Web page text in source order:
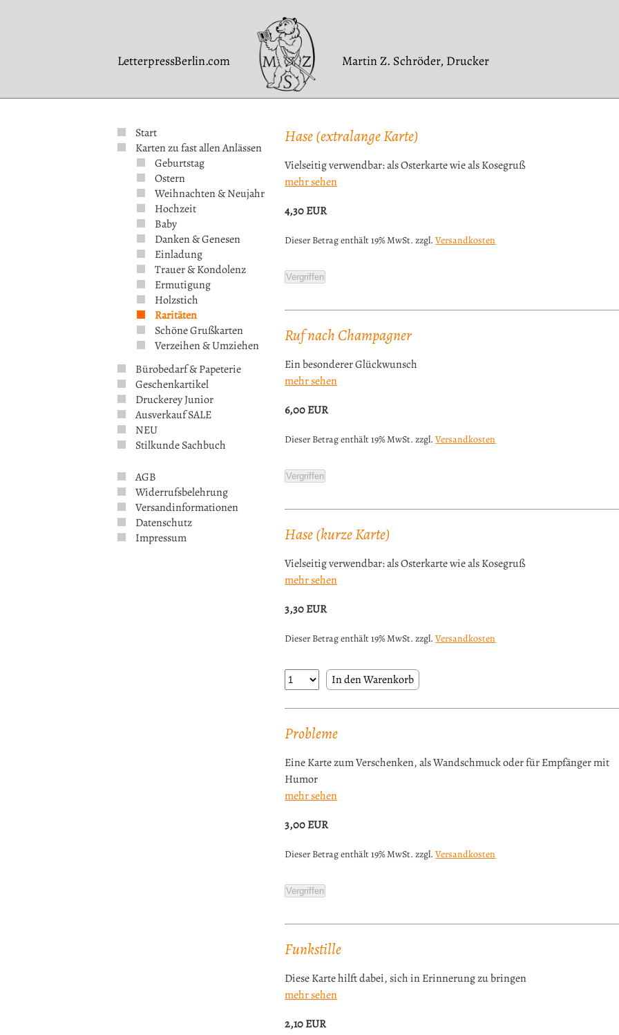
LetterpressBerlin.com Martin Z. Schröder, Drucker
Start
Karten zu fast allen Anlässen
Geburtstag
Ostern
Weihnachten & Neujahr
Hochzeit
Baby
Danken & Genesen
Einladung
Trauer & Kondolenz
Ermutigung
Holzstich
Raritäten
Schöne Grußkarten
Verzeihen & Umziehen
Bürobedarf & Papeterie
Geschenkartikel
Druckerey Junior
Ausverkauf SALE
NEU
Stilkunde Sachbuch
AGB
Widerrufsbelehrung
Versandinformationen
Datenschutz
Impressum
Hase (extralange Karte)
Vielseitig verwendbar: als Osterkarte wie als Kosegruß
mehr sehen
4,30EUR
Dieser Betrag enthält 19% MwSt. zzgl.Versandkosten
Vergriffen
Ruf nach Champagner
Ein besonderer Glückwunsch
mehr sehen
6,00EUR
Dieser Betrag enthält 19% MwSt. zzgl.Versandkosten
Vergriffen
Hase (kurze Karte)
Vielseitig verwendbar: als Osterkarte wie als Kosegruß
mehr sehen
3,30EUR
Dieser Betrag enthält 19% MwSt. zzgl.Versandkosten
Probleme
Eine Karte zum Verschenken, als Wandschmuck oder für Empfänger mit
Humor
mehr sehen
3,00EUR
Dieser Betrag enthält 19% MwSt. zzgl.Versandkosten
Vergriffen
Funkstille
Diese Karte hilft dabei, sich in Erinnerung zu bringen
mehr sehen
2,10EUR